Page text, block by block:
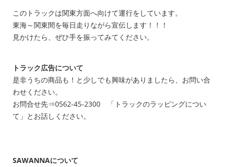
このトラックは関東方面へ向けて運行をしています。
東海～関東間を毎日走りながら宣伝します！！！
見かけたら、ぜひ手を振ってみてください。
トラック広告について
是非うちの商品も！と少しでも興味がありましたら、お問い合
わせください。
お問合せ先⇒0562-45-2300 「トラックのラッピングについ
て」とお話しください。
SAWANNAについて